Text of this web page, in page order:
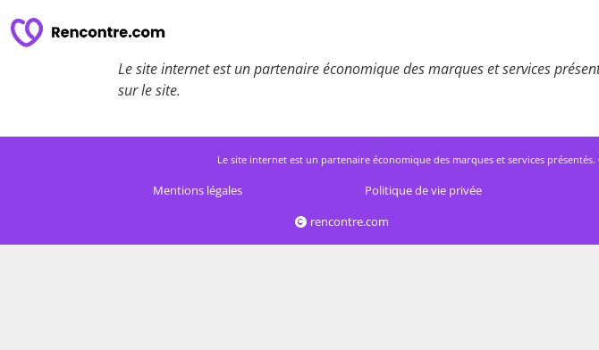
Le site internet est un partenaire économique des marques et services
sur le site.
Le site internet est un partenaire économique des marques et services
Mentions légales Politique de vie privée
rencontre.com